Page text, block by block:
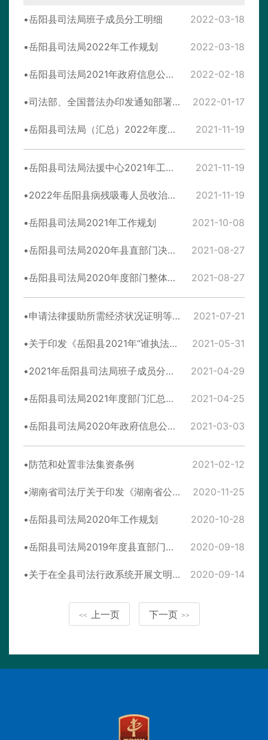
岳阳县司法局班子成员分工明细 2022-03-18
岳阳县司法局2022年工作规划 2022-03-18
岳阳县司法局2021年政府信息公开工作年度报告 2022-02-18
司法部、全国普法办印发通知部署开展2021年全民国家安全教育日普法宣传活动 2022-01-17
岳阳县司法局（汇总）2022年度部门预算公开 2021-11-19
岳阳县司法局法援中心2021年工作总结 2021-11-19
2022年岳阳县病残吸毒人员收治中心部门预算公开 2021-11-19
岳阳县司法局2021年工作规划 2021-10-08
岳阳县司法局2020年县直部门决算公开 2021-08-27
岳阳县司法局2020年度部门整体支出绩效评价自评报告 2021-08-27
申请法律援助所需经济状况证明等证明材料推行告知承诺制工作办法 2021-07-21
关于印发《岳阳县2021年“谁执法谁普法”责任主体单位普法责任清单》的通知 2021-05-31
2021年岳阳县司法局班子成员分工明细 2021-04-29
岳阳县司法局2021年度部门汇总预算公开 2021-04-25
岳阳县司法局2020年政府信息公开工作年度报告 2021-03-03
防范和处置非法集资条例 2021-02-12
湖南省司法厅关于印发《湖南省公证服务收费 管理办法》的通知 湘发改价费规〔2020〕818号 2020-11-25
岳阳县司法局2020年工作规划 2020-10-28
岳阳县司法局2019年度县直部门决算公开 2020-09-18
关于在全县司法行政系统开展文明节俭操办婚丧喜庆事宜的工作方案的通知 2020-09-14
<< 上一页 下一页 >>